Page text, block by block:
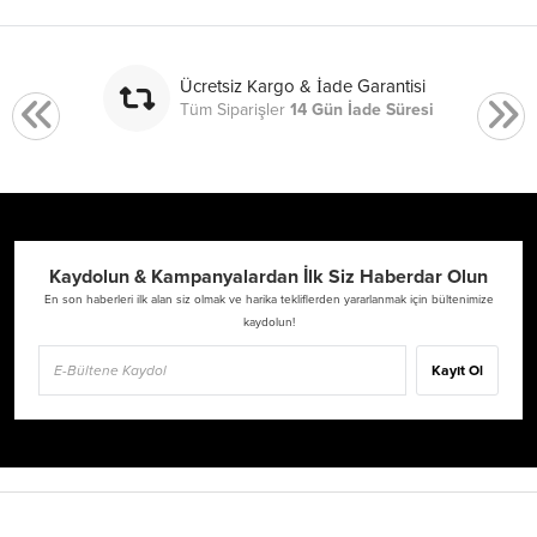
Ücretsiz Kargo & İade Garantisi
Tüm Siparişler14 Gün İade Süresi
Kaydolun & Kampanyalardan İlk Siz Haberdar Olun
En son haberleri ilk alan siz olmak ve harika tekliflerden yararlanmak için bültenimize
kaydolun!
Kayıt Ol